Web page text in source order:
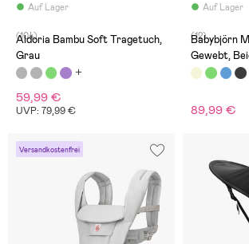
Auf Lager
(104)
Aldoria Bambu Soft Tragetuch,
Grau
59,99 €
UVP: 79,99 €
Auf Lager
(12)
Babybjörn
Gewebt,
89,99 €
Versandkostenfrei